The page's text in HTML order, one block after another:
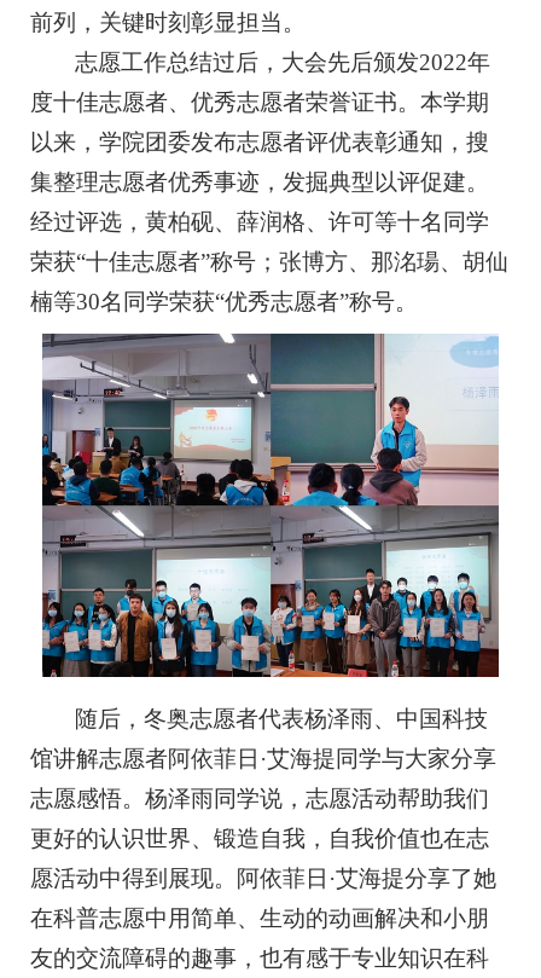
前列，关键时刻彰显担当。
志愿工作总结过后，大会先后颁发2022年
度十佳志愿者、优秀志愿者荣誉证书。本学期
以来，学院团委发布志愿者评优表彰通知，搜
集整理志愿者优秀事迹，发掘典型以评促建。
经过评选，黄柏砚、薛润格、许可等十名同学
荣获“十佳志愿者”称号；张博方、那洺瑒、胡仙
楠等30名同学荣获“优秀志愿者”称号。
随后，冬奥志愿者代表杨泽雨、中国科技
馆讲解志愿者阿依菲日·艾海提同学与大家分享
志愿感悟。杨泽雨同学说，志愿活动帮助我们
更好的认识世界、锻造自我，自我价值也在志
愿活动中得到展现。阿依菲日·艾海提分享了她
在科普志愿中用简单、生动的动画解决和小朋
友的交流障碍的趣事，也有感于专业知识在科